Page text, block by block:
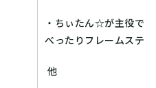
・ちぃたん☆が主役で
べったりフレームステ
他